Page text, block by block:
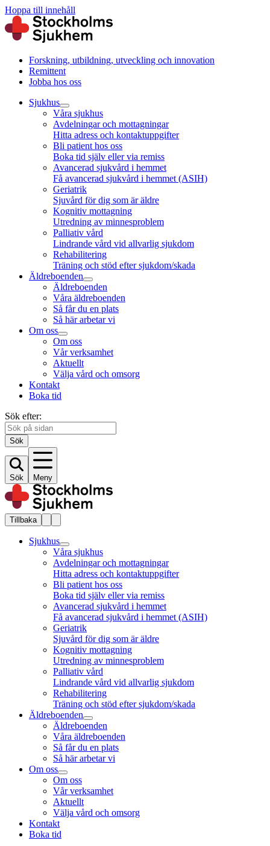
Hoppa till innehåll
Forskning, utbildning, utveckling och innovation
Remittent
Jobba hos oss
Sjukhus
Våra sjukhus
Avdelningar och mottagningar
Hitta adress och kontaktuppgifter
Bli patient hos oss
Boka tid själv eller via remiss
Avancerad sjukvård i hemmet
Få avancerad sjukvård i hemmet (ASIH)
Geriatrik
Sjuvård för dig som är äldre
Kognitiv mottagning
Utredning av minnesproblem
Palliativ vård
Lindrande vård vid allvarlig sjukdom
Rehabilitering
Träning och stöd efter sjukdom/skada
Äldreboenden
Äldreboenden
Våra äldreboenden
Så får du en plats
Så här arbetar vi
Om oss
Om oss
Vår verksamhet
Aktuellt
Välja vård och omsorg
Kontakt
Boka tid
Sök efter:
Sök
Sök Meny
Tillbaka
Sjukhus
Våra sjukhus
Avdelningar och mottagningar
Hitta adress och kontaktuppgifter
Bli patient hos oss
Boka tid själv eller via remiss
Avancerad sjukvård i hemmet
Få avancerad sjukvård i hemmet (ASIH)
Geriatrik
Sjuvård för dig som är äldre
Kognitiv mottagning
Utredning av minnesproblem
Palliativ vård
Lindrande vård vid allvarlig sjukdom
Rehabilitering
Träning och stöd efter sjukdom/skada
Äldreboenden
Äldreboenden
Våra äldreboenden
Så får du en plats
Så här arbetar vi
Om oss
Om oss
Vår verksamhet
Aktuellt
Välja vård och omsorg
Kontakt
Boka tid